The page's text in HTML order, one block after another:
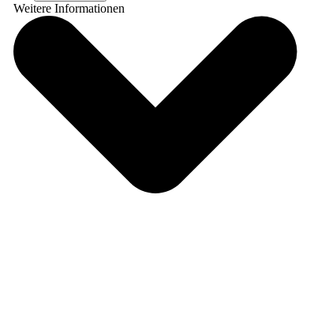
Weitere Informationen